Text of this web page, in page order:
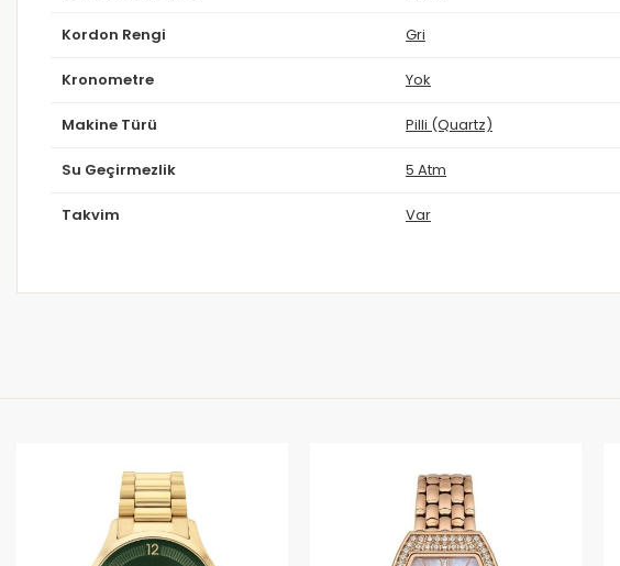
Kordon Rengi Gri
Kronometre Yok
Makine Türü Pilli (Quartz)
Su Geçirmezlik 5 Atm
Takvim Var